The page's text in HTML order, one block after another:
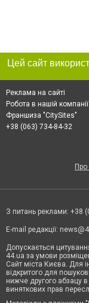
Реклама на сайті
Робота в нашій компанії
Франшиза "CitySites"
+38 (063) 734-84-32
Про
З питань реклами: +38
E-mail редакції:
Допускається
44.ua за умови
Сайт міста Києва. Для
відкритого для
нижче другого абзацу
виняткових прав